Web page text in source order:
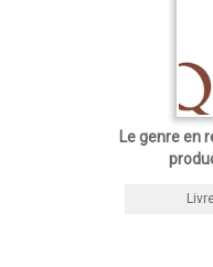
Le genre en